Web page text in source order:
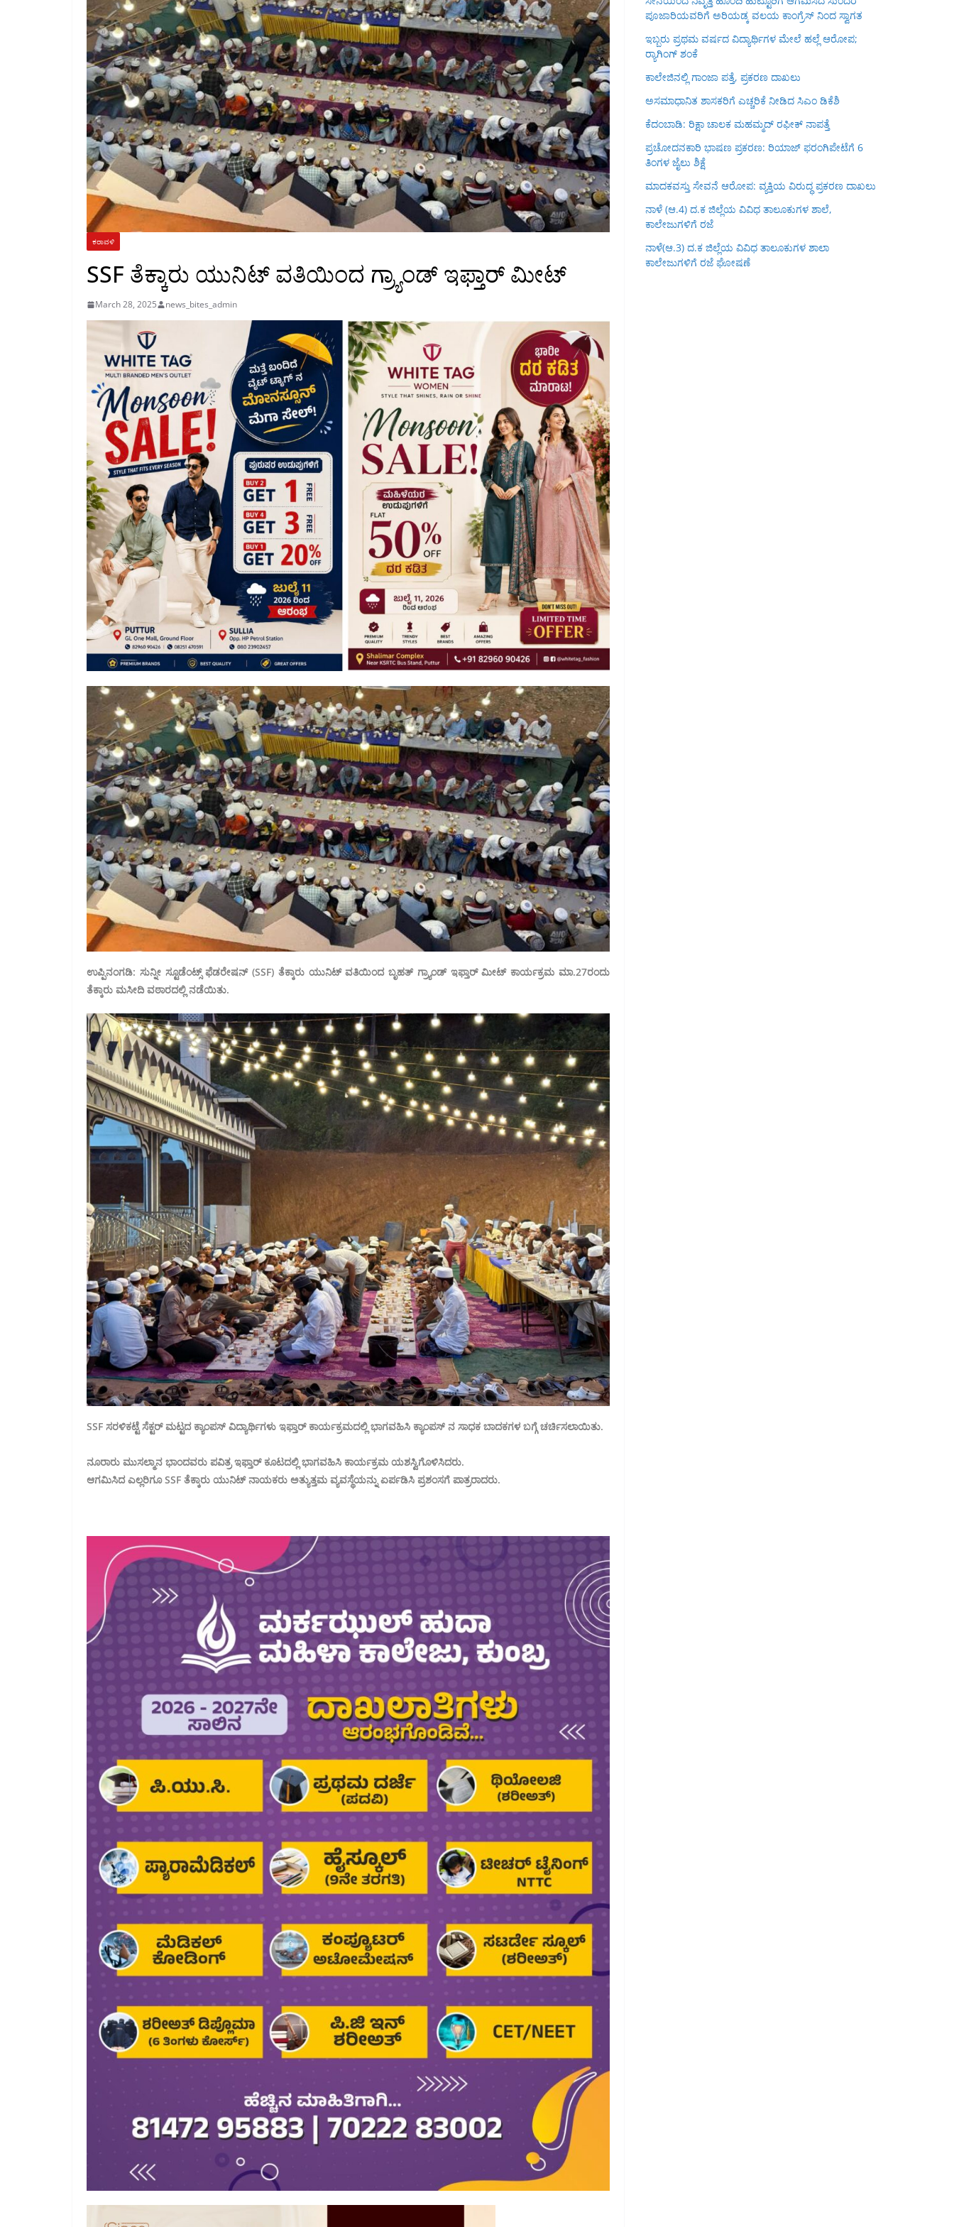
ಕರಾವಳಿ
SSF ತೆಕ್ಕಾರು ಯುನಿಟ್ ವತಿಯಿಂದ ಗ್ರ್ಯಾಂಡ್ ಇಫ್ತಾರ್ ಮೀಟ್
March 28, 2025 news_bites_admin
ಉಪ್ಪಿನಂಗಡಿ: ಸುನ್ನೀ ಸ್ಟೂಡೆಂಟ್ಸ್ ಫೆಡರೇಷನ್ (SSF) ತೆಕ್ಕಾರು ಯುನಿಟ್ ವತಿಯಿಂದ ಬೃಹತ್ ಗ್ರ್ಯಾಂಡ್ ಇಫ್ತಾರ್ ಮೀಟ್ ಕಾರ್ಯಕ್ರಮ ಮಾ.27ರಂದು
ತೆಕ್ಕಾರು ಮಸೀದಿ ವಠಾರದಲ್ಲಿ ನಡೆಯಿತು.
SSF ಸರಳಿಕಟ್ಟೆ ಸೆಕ್ಟರ್ ಮಟ್ಟದ ಕ್ಯಾಂಪಸ್ ವಿದ್ಯಾರ್ಥಿಗಳು ಇಫ್ತಾರ್ ಕಾರ್ಯಕ್ರಮದಲ್ಲಿ ಭಾಗವಹಿಸಿ ಕ್ಯಾಂಪಸ್ ನ ಸಾಧಕ ಬಾದಕಗಳ ಬಗ್ಗೆ ಚರ್ಚಿಸಲಾಯಿತು.
ನೂರಾರು ಮುಸಲ್ಮಾನ ಭಾಂದವರು ಪವಿತ್ರ ಇಫ್ತಾರ್ ಕೂಟದಲ್ಲಿ ಭಾಗವಹಿಸಿ ಕಾರ್ಯಕ್ರಮ ಯಶಸ್ವಿಗೊಳಿಸಿದರು.
ಆಗಮಿಸಿದ ಎಲ್ಲರಿಗೂ SSF ತೆಕ್ಕಾರು ಯುನಿಟ್ ನಾಯಕರು ಅತ್ಯುತ್ತಮ ವ್ಯವಸ್ಥೆಯನ್ನು ಏರ್ಪಡಿಸಿ ಪ್ರಶಂಸಗೆ ಪಾತ್ರರಾದರು.
ಪೂಜಾರಿಯವರಿಗೆ ಅರಿಯಡ್ಕ ವಲಯ ಕಾಂಗ್ರೆಸ್ ನಿಂದ ಸ್ವಾಗತ
ಇಬ್ಬರು ಪ್ರಥಮ ವರ್ಷದ ವಿದ್ಯಾರ್ಥಿಗಳ ಮೇಲೆ ಹಲ್ಲೆ ಆರೋಪ;
ರ‍್ಯಾಗಿಂಗ್ ಶಂಕೆ
ಕಾಲೇಜಿನಲ್ಲಿ ಗಾಂಜಾ ಪತ್ತೆ, ಪ್ರಕರಣ ದಾಖಲು
ಅಸಮಾಧಾನಿತ ಶಾಸಕರಿಗೆ ಎಚ್ಚರಿಕೆ ನೀಡಿದ ಸಿಎಂ ಡಿಕೆಶಿ
ಕೆದಂಬಾಡಿ: ರಿಕ್ಷಾ ಚಾಲಕ ಮಹಮ್ಮದ್ ರಫೀಕ್ ನಾಪತ್ತೆ
ಪ್ರಚೋದನಕಾರಿ ಭಾಷಣ ಪ್ರಕರಣ: ರಿಯಾಜ್ ಫರಂಗಿಪೇಟೆಗೆ 6
ತಿಂಗಳ ಜೈಲು ಶಿಕ್ಷೆ
ಮಾದಕವಸ್ತು ಸೇವನೆ ಆರೋಪ: ವ್ಯಕ್ತಿಯ ವಿರುದ್ಧ ಪ್ರಕರಣ ದಾಖಲು
ನಾಳೆ (ಆ.4) ದ.ಕ ಜಿಲ್ಲೆಯ ವಿವಿಧ ತಾಲೂಕುಗಳ ಶಾಲೆ,
ಕಾಲೇಜುಗಳಿಗೆ ರಜೆ
ನಾಳೆ(ಆ.3) ದ.ಕ ಜಿಲ್ಲೆಯ ವಿವಿಧ ತಾಲೂಕುಗಳ ಶಾಲಾ
ಕಾಲೇಜುಗಳಿಗೆ ರಜೆ ಘೋಷಣೆ